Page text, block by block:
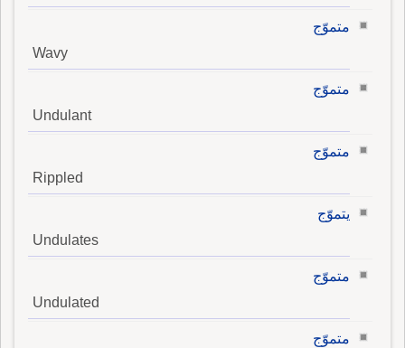
متموّج
Wavy
متموّج
Undulant
متموّج
Rippled
يتموّج
Undulates
متموّج
Undulated
متموّج